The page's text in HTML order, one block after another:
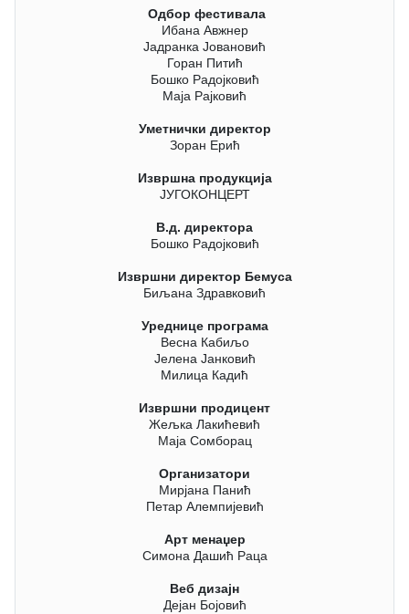
Одбор фестивала
Ибана Авжнер
Јадранка Јовановић
Горан Питић
Бошко Радојковић
Маја Рајковић
Уметнички директор
Зоран Ерић
Извршна продукција
ЈУГОКОНЦЕРТ
В.д. директора
Бошко Радојковић
Извршни директор Бемуса
Биљана Здравковић
Уреднице програма
Весна Кабиљо
Јелена Јанковић
Милица Кадић
Извршни продицент
Жељка Лакићевић
Маја Сомборац
Организатори
Мирјана Панић
Петар Алемпијевић
Арт менаџер
Симона Дашић Раца
Веб дизајн
Дејан Бојовић